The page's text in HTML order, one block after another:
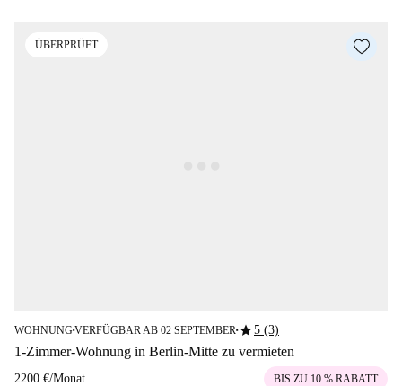
ÜBERPRÜFT
WOHNUNG■VERFÜGBAR AB 02 SEPTEMBER■star5 (3)
1-Zimmer-Wohnung in Berlin-Mitte zu vermieten
2200 €/Monat BIS ZU 10 % RABATT